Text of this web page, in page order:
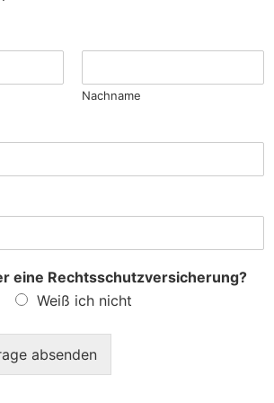
Nachname
eine Rechtsschutzversicherung?
Weiß ich nicht
absenden